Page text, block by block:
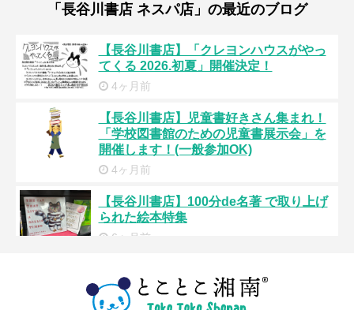
「長谷川書店 ネスパ店」の最近のブログ
【長谷川書店】「クレヨンハウスがやっ
てくる 2026.初夏」開催決定！
4ヶ月前
【長谷川書店】児童書好きさん集まれ！
「学校図書館のための児童書展示会」を
開催します！(一般参加OK)
4ヶ月前
【長谷川書店】100分de名著 で取り上げ
られた絵本特集
6ヶ月前
開催中です
昨年10月